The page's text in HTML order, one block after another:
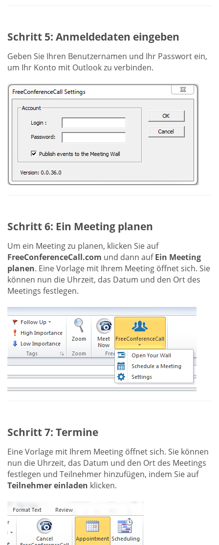
Schritt 5: Anmeldedaten eingeben
Geben Sie Ihren Benutzernamen und Ihr Passwort ein,
um Ihr Konto mit Outlook zu verbinden.
Schritt 6: Ein Meeting planen
Um ein Meeting zu planen, klicken Sie auf
FreeConferenceCall.com und dann aufEin Meeting
planen. Eine Vorlage mit Ihrem Meeting öffnet sich. Sie
können nun die Uhrzeit, das Datum und den Ort des
Meetings festlegen.
Schritt 7: Termine
Eine Vorlage mit Ihrem Meeting öffnet sich. Sie können
nun die Uhrzeit, das Datum und den Ort des Meetings
festlegen und Teilnehmer hinzufügen, indem Sie auf
Teilnehmer einladen klicken.